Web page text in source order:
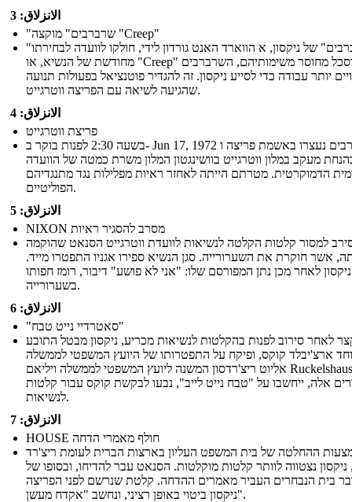
الانزلاق: 3
"שרברבים" מוקצה "Creep"
"השרברבים" של ניקסון, א הווארד האנט גורדון לידי, חולקו לוועדה לבחירתו
מחודשת של הנשיא, או "Creep" מתוסכל מחוסר משימותיהם, השרברבים
יותר עבודה כדי לסייע ניקסון. זה להגדיר פוטנציאל בפעולות תנועה
שהגיעה לשיאה עם הפריצה ווטרגייט.
الانزلاق: 4
פריצת ווטרגייט
בשעה 2:30 לפנות בוקר ב- Jun 17, 1972 שרברבים נעצרו באשמת פריצה ו
מעקב במלון ווטרגייט בוושינגטון המלון משרת כמטה של ​​הוועדה
הדמוקרטית. מטרתם הייתה לאחזר ראיות מפלילות נגד מתנגדיהם
הפוליטיים.
الانزلاق: 5
NIXON מסרב להסגיר ראיות
סירב למסור קלטות הקלטה לנשיאות לוועדת ווטרגייט הסנאט שהוקמה
אשר חוקרת את השערורייה. סגן הנשיא ספירו אגניו התפטרו מייד.
ניקסון לאחר מכן נתן המפורסם שלו: "אני לא פושע" דיבור, רומז חפותו
בשערורייה.
الانزلاق: 6
"סאטרדיי נייט טבח"
לאחר סירוב לפנות בהקלטות לנשיאות מכריע, ניקסון מבטל התובע
ארצ'יבלד קוקס, ופיקח על התפטרותו של היועץ המשפטי לממשלה
אליוט ריצ'רדסון המשנה ליועץ המשפטי לממשלה ויליאם Ruckelshaus.
אלה, ייחשבו על "טבח נייט לייב", נבעו לבקשת קוקס עבור קלטות
לנשיאות.
الانزلاق: 7
HOUSE חולף מאמרי הדחה
ההחלטה של ​​בית המשפט העליון בארצות הברית לעומת ריצ'רד
ניקסון נצטווה לוותר קלטות מוקלטות. הסנאט עבר להדיחו, ובסופו של
בית הנבחרים העביר מאמרים ההדחה. קלטת שנרשם לפני הפריצה
ניקסון ביטוי באופן רציני, ונחשב "אקדח מעשן".